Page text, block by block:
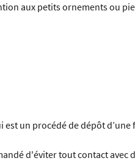
aux petits ornements ou
un procédé de dépôt
d'éviter tout contact